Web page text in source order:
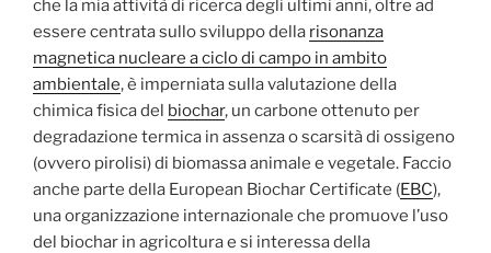
che la mia attività di ricerca degli ultimi anni, oltre ad
essere centrata sullo sviluppo della risonanza
magnetica nucleare a ciclo di campo in ambito
ambientale, è imperniata sulla valutazione della
chimica fisica del biochar, un carbone ottenuto per
degradazione termica in assenza o scarsità di ossigeno
(ovvero pirolisi) di biomassa animale e vegetale. Faccio
anche parte della European Biochar Certificate (EBC),
una organizzazione internazionale che promuove l’uso
del biochar in agricoltura e si interessa della